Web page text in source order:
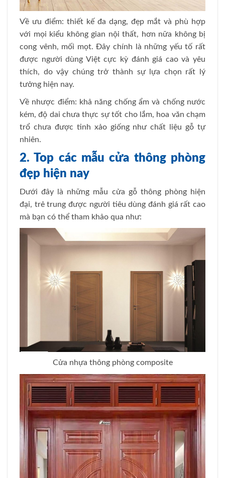
Về ưu điểm: thiết kế đa dạng, đẹp mắt và phù hợp
với mọi kiểu không gian nội thất, hơn nữa không bị
cong vênh, mối mọt. Đây chính là những yếu tố rất
được người dùng Việt cực kỳ đánh giá cao và yêu
thích, do vậy chúng trở thành sự lựa chọn rất lý
tưởng hiện nay.
Về nhược điểm: khả năng chống ẩm và chống nước
kém, độ dai chưa thực sự tốt cho lắm, hoa văn chạm
trổ chưa được tinh xảo giống như chất liệu gỗ tự
nhiên.
2. Top các mẫu cửa thông phòng
đẹp hiện nay
Dưới đây là những mẫu cửa gỗ thông phòng hiện
đại, trẻ trung được người tiêu dùng đánh giá rất cao
mà bạn có thể tham khảo qua như:
Cửa nhựa thông phòng composite